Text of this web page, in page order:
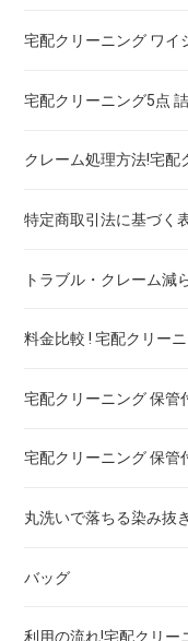
ブランドスーツ！宅
ブランドコート！宅
ブランドワンピース
スカート・パンツ
セーター・カーディ
スラックス
ブランドジャケット
ブランドブラウス！
ブランドネクタイ！
ドレス！宅配クリー
ウェディングドレス
宅配クリーニング ワイ
宅配クリーニング5点
クレーム処理方法!宅配
特定商取引法に基づく
トラブル・クレーム減
料金比較 ! 宅配クリー
宅配クリーニング 保管
宅配クリーニング 保
宅配クリーニング 保
宅配クリーニング 保
宅配クリーニング 保
宅配クリーニング 保管
宅配クリーニング 保
宅配クリーニング 保
丸洗いで落ちる染み抜
バッグ
利用の流れ!宅配クリー